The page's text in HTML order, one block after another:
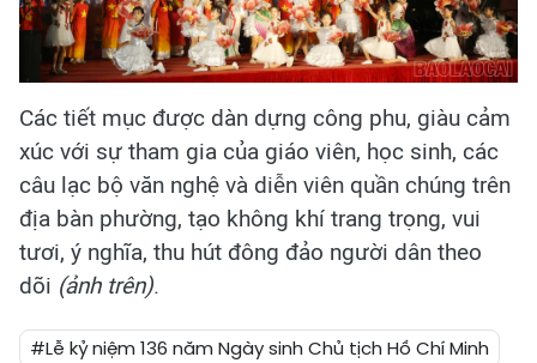
Các tiết mục được dàn dựng công phu, giàu cảm
xúc với sự tham gia của giáo viên, học sinh, các
câu lạc bộ văn nghệ và diễn viên quần chúng trên
địa bàn phường, tạo không khí trang trọng, vui
tươi, ý nghĩa, thu hút đông đảo người dân theo
dõi (ảnh trên).
#Lễ kỷ niệm 136 năm Ngày sinh Chủ tịch Hồ Chí Minh